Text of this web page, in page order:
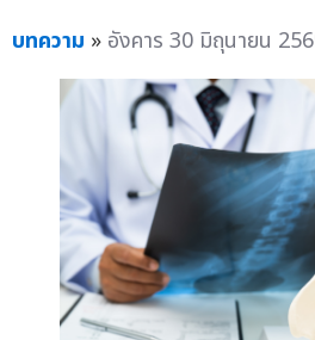
บทความ » อังคาร 30 มิถุนายน